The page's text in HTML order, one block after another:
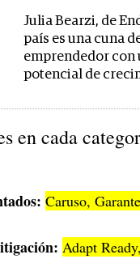
Julia Bearzi, de
país es una cuna
emprendedor con
potencial de
en cada
Caruso,
Adapt